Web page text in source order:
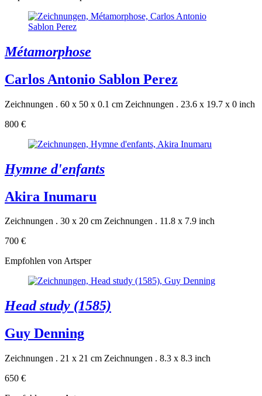
Métamorphose
Carlos Antonio Sablon Perez
Zeichnungen . 60 x 50 x 0.1 cm Zeichnungen . 23.6 x 19.7 x 0 inch
800 €
Hymne d'enfants
Akira Inumaru
Zeichnungen . 30 x 20 cm Zeichnungen . 11.8 x 7.9 inch
700 €
Empfohlen von Artsper
Head study (1585)
Guy Denning
Zeichnungen . 21 x 21 cm Zeichnungen . 8.3 x 8.3 inch
650 €